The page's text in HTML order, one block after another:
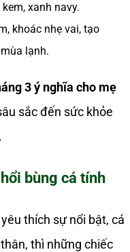
xanh navy.
khoác nhẹ vai, tạo
lạnh.
3 ý nghĩa cho mẹ
sắc đến sức khỏe
bùng cá tính
thích sự nổi bật, cá
thì những chiếc